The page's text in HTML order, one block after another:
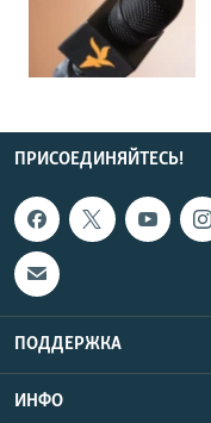
ПРИСОЕДИНЯЙТЕСЬ!
ПОДДЕРЖКА
ИНФО